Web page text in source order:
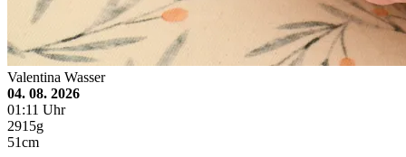
Valentina Wasser
04. 08. 2026
01:11 Uhr
2915g
51cm